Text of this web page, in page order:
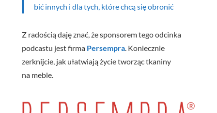
bić innych i dla tych, które chcą się obronić
Z radością daję znać, że sponsorem tego odcinka
podcastu jest firma Persempra. Koniecznie
zerknijcie, jak ułatwiają życie tworząc tkaniny
na meble.